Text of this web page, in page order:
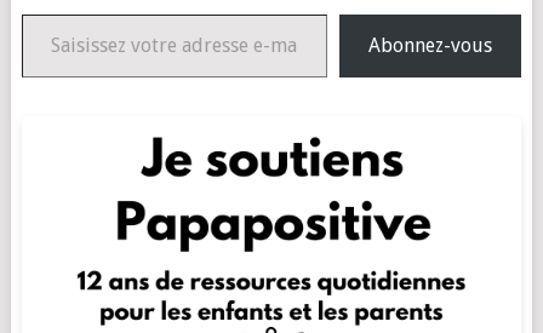
Saisissez votre adresse e-mail…
Abonnez-vous